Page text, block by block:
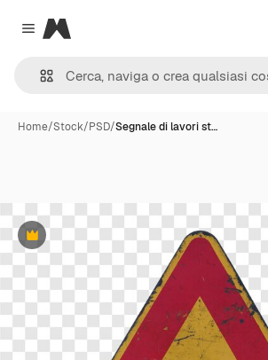
Close menu
Magnific
Home/Stock/PSD/Segnale di lavori st…
Premium